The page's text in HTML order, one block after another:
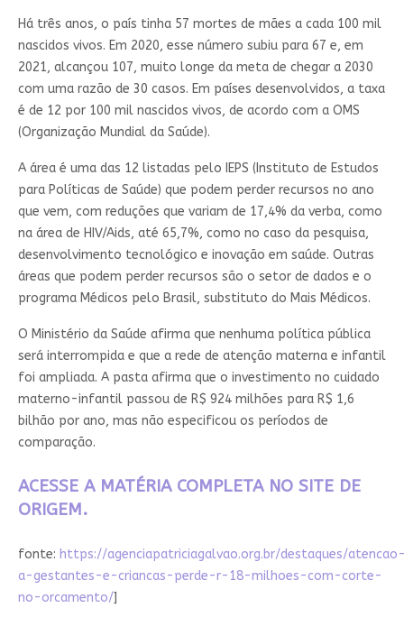
Há três anos, o país tinha 57 mortes de mães a cada 100 mil
nascidos vivos. Em 2020, esse número subiu para 67 e, em
2021, alcançou 107, muito longe da meta de chegar a 2030
com uma razão de 30 casos. Em países desenvolvidos, a taxa
é de 12 por 100 mil nascidos vivos, de acordo com a OMS
(Organização Mundial da Saúde).
A área é uma das 12 listadas pelo IEPS (Instituto de Estudos
para Políticas de Saúde) que podem perder recursos no ano
que vem, com reduções que variam de 17,4% da verba, como
na área de HIV/Aids, até 65,7%, como no caso da pesquisa,
desenvolvimento tecnológico e inovação em saúde. Outras
áreas que podem perder recursos são o setor de dados e o
programa Médicos pelo Brasil, substituto do Mais Médicos.
O Ministério da Saúde afirma que nenhuma política pública
será interrompida e que a rede de atenção materna e infantil
foi ampliada. A pasta afirma que o investimento no cuidado
materno-infantil passou de R$ 924 milhões para R$ 1,6
bilhão por ano, mas não especificou os períodos de
comparação.
ACESSE A MATÉRIA COMPLETA NO SITE DE
ORIGEM.
fonte: https://agenciapatriciagalvao.org.br/destaques/
a-gestantes-e-criancas-perde-r-18-milhoes-com-corte-
no-orcamento/]